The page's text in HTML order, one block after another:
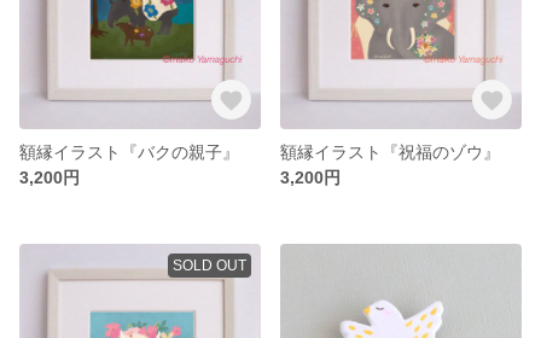
額縁イラスト『バクの親子』
3,200円
額縁イラスト『祝福のゾウ』
3,200円
SOLD OUT